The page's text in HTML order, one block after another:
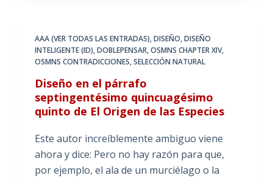
AAA (VER TODAS LAS ENTRADAS),DISEÑO,DISEÑO
INTELIGENTE (ID),DOBLEPENSAR,OSMNS CHAPTER XIV,
OSMNS CONTRADICCIONES,SELECCIÓN NATURAL
Diseño en el párrafo
septingentésimo quincuagésimo
quinto de El Origen de las Especies
Este autor increíblemente ambiguo viene
ahora y dice: Pero no hay razón para que,
por ejemplo, el ala de un murciélago o la